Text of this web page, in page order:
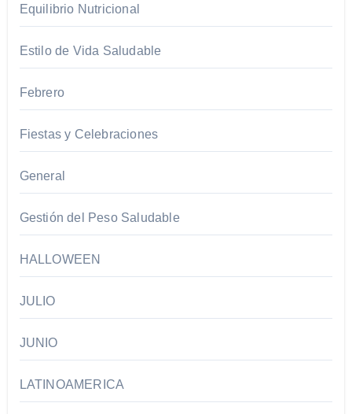
Equilibrio Nutricional​
Estilo de Vida Saludable
Febrero
Fiestas y Celebraciones​
General
Gestión del Peso Saludable
HALLOWEEN
JULIO
JUNIO
LATINOAMERICA